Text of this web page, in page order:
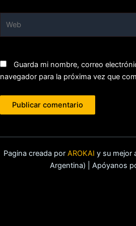
Guarda mi nombre, correo
navegador para la próxima vez que
Pagina creada por AROKAI y su mejor
Argentina) | Apóyanos